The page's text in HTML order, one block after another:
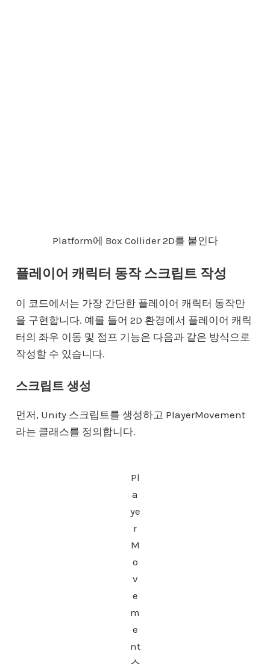
Platform에 Box Collider 2D를 붙인다
플레이어 캐릭터 동작 스크립트 작성
이 코드에서는 가장 간단한 플레이어 캐릭터 동작만
을 구현합니다. 예를 들어 2D 환경에서 플레이어 캐릭
터의 좌우 이동 및 점프 기능은 다음과 같은 방식으로
작성할 수 있습니다.
스크립트 생성
먼저, Unity 스크립트를 생성하고 PlayerMovement
라는 클래스를 정의합니다.
Pl
a
ye
r
M
o
v
e
m
e
nt
스